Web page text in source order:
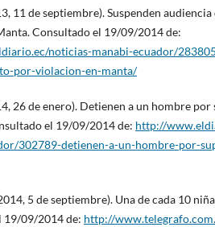
11 de septiembre). Suspenden
Consultado el 19/09/2014 de:
noticias-manabi-ecuador/
por-violacion-en-manta/
26 de enero). Detienen a un hombre por
el 19/09/2014 de: http://
302789-detienen-a-un-hombre-por-
5 de septiembre). Una de cada 10
19/09/2014 de: http://